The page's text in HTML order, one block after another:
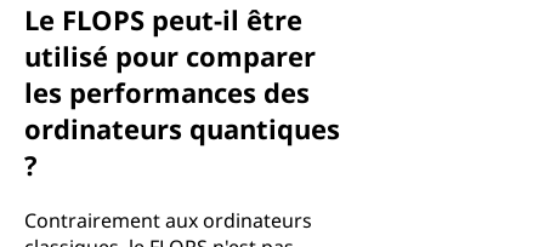
Le FLOPS peut-il être
utilisé pour comparer
les performances des
ordinateurs quantiques
?
Contrairement aux ordinateurs